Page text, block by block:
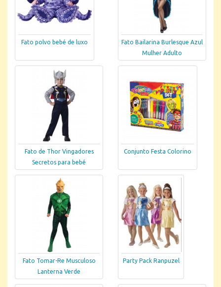
Fato polvo bebé de luxo
Fato Bailarina Burlesque Azul
Mulher Adulto
Fato de Thor Vingadores
Secretos para bebé
Conjunto Festa Colorino
Fato Tomar-Re Musculoso
Lanterna Verde
Party Pack Ranpuzel